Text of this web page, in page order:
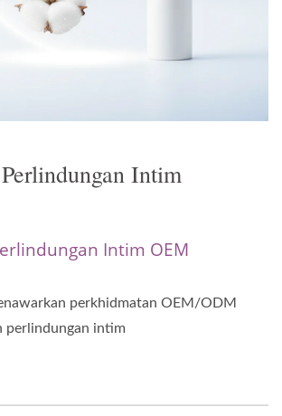
Intim
Intim OEM
perkhidmatan OEM/ODM
perlindungan intim